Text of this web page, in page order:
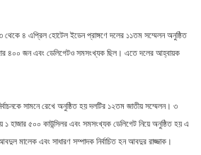
৪ এপ্রিল হোটেল ইডেন প্রাঙ্গণে দলের ১১তম সম্মেলন অনুষ্ঠিত
৪০০ জন এবং ডেলিগেটও সমসংখ্যক ছিল। এতে দলের আহ্বায়ক
সামনে রেখে অনুষ্ঠিত হয় দলটির ১২তম জাতীয় সম্মেলন। ৩
১ হাজার ৫০০ কাউন্সিলর এবং সমসংখ্যক ডেলিগেট নিয়ে অনুষ্ঠিত হয় এ
মালেক এবং সাধারণ সম্পাদক নির্বাচিত হন আবদুর রাজ্জাক।